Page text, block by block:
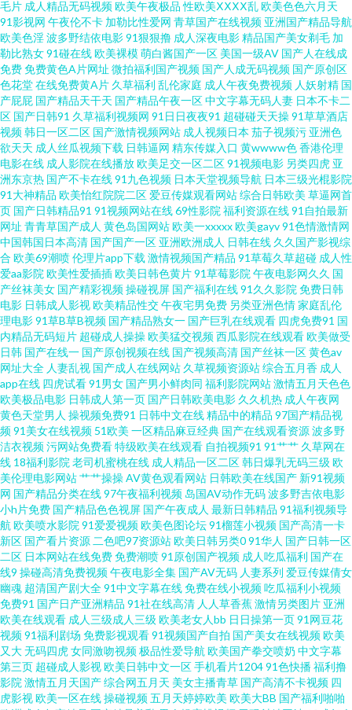
麻豆免费男女叉草 人妻第八页 日韩色色视频 天天操天天碰 婷婷色色网 伊人
影院成人 91碰碰碰 97好屌色 超碰www97 日韩老湿有码日韩 亚洲草草网 91
官网在线观看 超碰人人青青55 大香蕉资源共享 后入jk 一级AV片免费看 91论
坛网址 俺去也激情五月 第一福利 国产视频二区 狠狠撸视频网 另类激情欧美
蜜臀看片 欧美成人情品18 日本性爱大片 日韩色黄 先锋影院光棍影院 福利免
费亚洲天堂 户外露出在线观看 精品九九女人 欧韩一级精品 欧洲色网91 日韩
中文视频 香蕉视屏 伊人熟女网 91五码 白丝喷水喷浆 超碰在线视屏 黑人干日
本少妇 久草香蕉 老湿影院日本 欧美第一页www 欧州包情成人一区 偷窥自拍
亚洲色图 亚洲三级理论 中文字幕熟女青草 91热爆TS伪娘 99福利导航网 AV性
爱影院 www日日 超碰午夜 岛国夜夜爱 精品国产噜噜日韩 久久嫩草免费看 欧
美日韩色 人妻久久东热 天天干网址 亚洲视频天堂 91牛视频网址 91原创社区
超碰成人国产 国产第37页 激情图区 麻豆一区二区 欧美操欧美 欧美另类性交
色资源网 性爱色图日本午夜 中文字幕日韩电影 91大神高清无码 AVAV变态 草
逼A片 成人超碰网97 福利社123 国产视频网 韩国激情四射 另类综合欧洲激情
青青青操 深夜AV福利 午夜97 在线黄色网 97超碰自拍 东京热综合网 海角综合
福利导航 久久精品一区 老司机电影院 日本精品ay无码 丝袜性爱影片 亚州综
合色图 91热资源站错所 超碰97人人操 都市激情伊人 黄色网页版 老司机网页
版 欧美很很日比 日韩高清无码破解 五月天伦理 一道本高清 综合色资源 超碰
毛片 成人精品无码视频欧美午夜极品 性欧美ⅩⅩⅩⅩ乱欧美色色六月天
91影视网 午夜伦不卡 加勒比性爱网 青草国产在线视频 亚洲国产精品导航
欧美色淫波多野结依电影91狠狠撸 成人深夜电影精品国产美女剃毛 加
勒比熟女91碰在线欧美裸模萌白酱国产一区 美国一级AV 国产人在线成
免费免费黄色A片网址 微拍福利国产视频 国产人成无码视频 国产原创区
色花堂在线免费黄A片 久草福利 乱伦家庭 成人午夜免费视频 人妖射精 国
产屁屁 国产精品天干天 国产精品午夜一区中文字幕无码人妻 日本不卡二
区 国产日韩91 久草福利视频网 91日日夜夜91 超碰碰天天操91草草酒店
视频韩日一区二区 国产激情视频网站 成人视频日本 茄子视频污 亚洲色
欲天天 成人丝瓜视频下载 日韩逼网 精东传媒入口 黄wwww色香港伦理
电影在线 成人影院在线播放欧美足交一区二区91视频电影 另类四虎 亚
洲东京热 国产不卡在线91九色视频 日本天堂视频导航 日本三级光棍影院
91大神精品 欧美怡红院院二区爱豆传媒观看网站综合日韩欧美 草逼网首
页 国产日韩精品91 91视频网站在线69性影院 福利资源在线91自拍最新
网址 青青草国产成人 黄色岛国网站欧美一xxxxx欧美gayv91色情激情网
中国韩国日本高清 国产国产一区 亚洲欧洲成人 日韩在线 久久国产影视综
合 欧美69潮喷伦理片app下载 激情视频国产精品 91草莓久草超碰 成人性
爱aa影院 欧美性爱插插欧美日韩色黄片91草莓影院 午夜电影网久久 国
产丝袜美女 国产精彩视频操碰视屏 国产福利在线91久久影院 免费日韩
电影 日韩成人影视欧美精品性交午夜宅男免费 另类亚洲色情家庭乱伦
理电影91草B草B视频 国产精品熟女一 国产巨乳在线观看 四虎免费91 国
内精品无码短片 超碰成人操操欧美猛交视频西瓜影院在线观看欧美做受
日韩 国产在线一 国产原创视频在线 国产视频高清 国产丝袜一区黄色av
网址大全 人妻乱视 国产成人在线网站 久草视频资源站综合五月香 成人
app在线 四虎试看91男女 国产男小鲜肉同 福利影院网站激情五月天色色
欧美极品电影 日韩成人第一页 国产日韩欧美电影 久久机热 成人午夜网
黄色天堂男人 操视频免费91 日韩中文在线精品中的精品 97国产精品视
频91美女在线视频 51欧美 一区精品麻豆经典 国产在线观看资源波多野
洁衣视频污网站免费看特级欧美在线观看 自拍视频91 91艹艹 久草网在
线 18福利影院 老司机蜜桃在线 成人精品一区二区韩日爆乳无码三级 欧
美伦理电影网站艹艹操操AV黄色观看网站 日韩欧美在线国产 新91视频
网 国产精品分类在线97午夜福利视频 岛国AV动作无码波多野吉依电影
小h片免费 国产精品色色视屏 国产午夜成人 最新日韩精品 91福利视频导
航 欧美喷水影院 91爱爱视频欧美色图论坛91榴莲小视频 国产高清一卡
新区 国产看片资源 二色吧97资源站欧美日韩另类091华人 国产日韩一区
二区 日本网站在线免费免费潮喷91原创国产视频 成人吃瓜福利 国产在
线9 操碰高清免费视频午夜电影全集 国产AV无码 人妻系列 爱豆传媒倩女
幽魂 超清国产剧大全91中文字幕在线免费在线小视频吃瓜福利小视频
免费91 国产日产亚洲精品 91社在线高清 人人草香蕉激情另类图片 亚洲
欧美在线观看 成人三级成人三级 欧美老女人bb 日日操第一页91网豆花
视频91福利剧场 免费影视观看91视频国产自拍 国产美女在线视频欧美
又大无码四虎女同激吻视频极品性爱导航 欧美国产拳交喷奶 中文字幕
第三页 超碰成人影视欧美日韩中文一区手机看片120491色快播福利撸
影院 激情五月天国产综合网五月天 美女主播青草 国产高清不卡视频 四
虎影视欧美一区在线操碰视频五月天婷婷欧美 欧美大BB 国产福利啪啪